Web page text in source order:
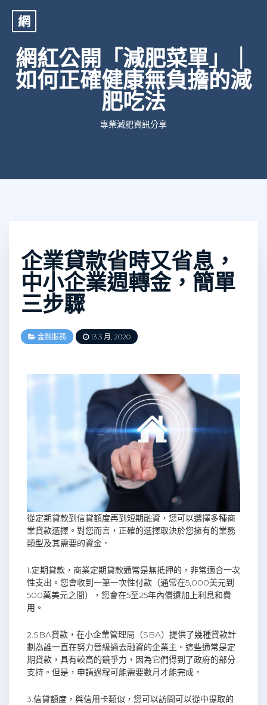
網
網紅公開「減肥菜單」｜
如何正確健康無負擔的減
肥吃法
專業減肥資訊分享
企業貸款省時又省息，
中小企業週轉金，簡單
三步驟
金融服務 13 3 月, 2020
從定期貸款到信貸額度再到短期融資，您可以選擇多種商
業貸款選擇。對您而言，正確的選擇取決於您擁有的業務
類型及其需要的資金。
1.定期貸款，商業定期貸款通常是無抵押的，非常適合一次
性支出。您會收到一筆一次性付款（通常在5,000美元到
500萬美元之間），您會在5至25年內償還加上利息和費
用。
2.SBA貸款，在小企業管理局（SBA）提供了幾種貸款計
劃為誰一直在努力晉級過去融資的企業主。這些通常是定
期貸款，具有較高的競爭力，因為它們得到了政府的部分
支持。但是，申請過程可能需要數月才能完成。
3.信貸額度，與信用卡類似，您可以訪問可以從中提取的